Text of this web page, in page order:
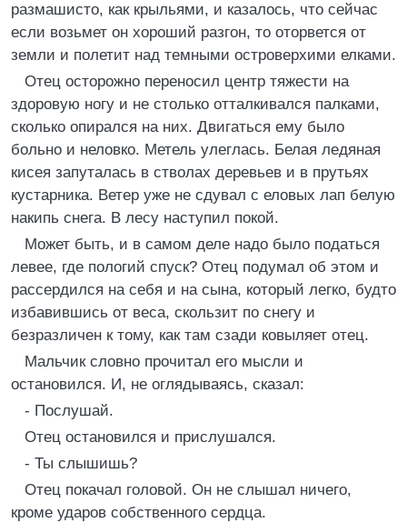
размашисто, как крыльями, и казалось, что сейчас
если возьмет он хороший разгон, то оторвется от
земли и полетит над темными островерхими елками.
Отец осторожно переносил центр тяжести на
здоровую ногу и не столько отталкивался палками,
сколько опирался на них. Двигаться ему было
больно и неловко. Метель улеглась. Белая ледяная
кисея запуталась в стволах деревьев и в прутьях
кустарника. Ветер уже не сдувал с еловых лап белую
накипь снега. В лесу наступил покой.
Может быть, и в самом деле надо было податься
левее, где пологий спуск? Отец подумал об этом и
рассердился на себя и на сына, который легко, будто
избавившись от веса, скользит по снегу и
безразличен к тому, как там сзади ковыляет отец.
Мальчик словно прочитал его мысли и
остановился. И, не оглядываясь, сказал:
- Послушай.
Отец остановился и прислушался.
- Ты слышишь?
Отец покачал головой. Он не слышал ничего,
кроме ударов собственного сердца.